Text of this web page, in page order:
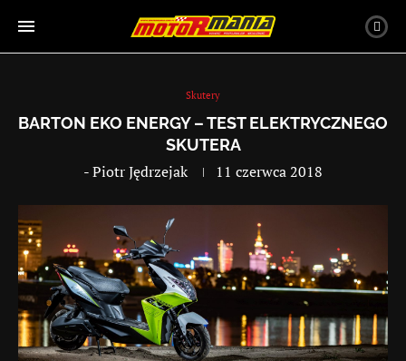
Skutery
BARTON EKO ENERGY – TEST ELEKTRYCZNEGO
SKUTERA
-Piotr Jędrzejak 11 czerwca 2018